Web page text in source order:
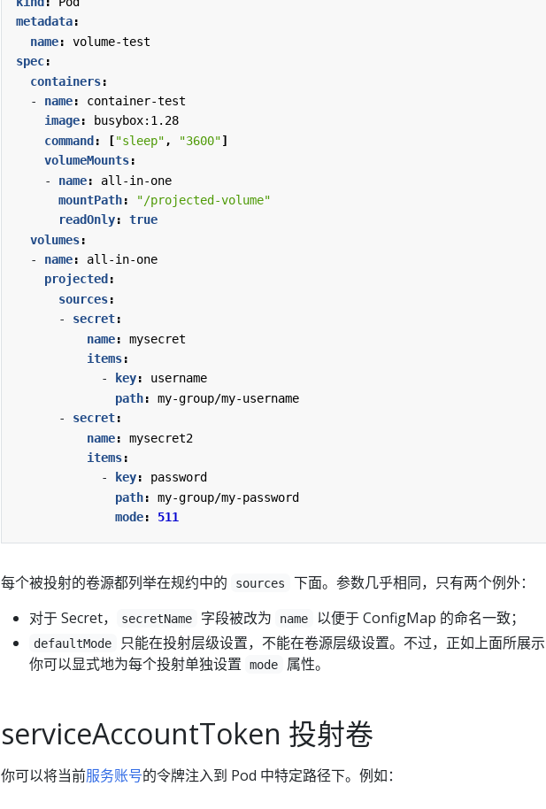
metadata:
name:
volume-test
spec:
containers:
- name:
container-test
image:
busybox:1.28
command : ["sleep" , "3600"]
volumeMounts:
- name:
all-in-one
mountPath:
"/projected-volume"
readOnly:
true
volumes:
- name:
all-in-one
projected :
sources:
- secret:
name:
mysecret
items:
-
key:
username
path:
my-group/my-username
- secret:
name:
mysecret2
items:
-
key:
password
path:
my-group/my-password
mode: 511
每个被投射的卷源都列举在规约中的 sources
下面。参数几乎相同，只有两个例外：
对于 Secret，
secretName 字段被改为 name 以便于 ConfigMap 的命名一致；
defaultMode
只能在投射层级设置，不能在卷源层级设置。不过，正如上面所展
你可以显式地为每个投射单独设置
mode 属性。
serviceAccountToken 投射卷
你可以将当前服务账号的令牌注入到 Pod 中特定路径下。例如：